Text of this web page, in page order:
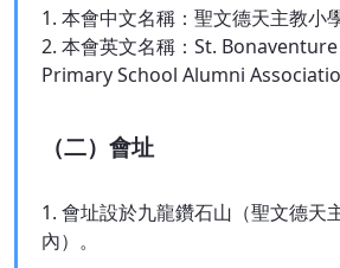
1. 本會中文名稱：聖文德天主教小
2. 本會英文名稱：St.
Primary School Alumni
（二）會址
1. 會址設於九龍鑽石山（聖文德天
內）。